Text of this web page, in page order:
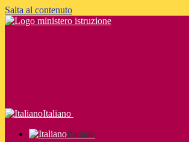
Salta al contenuto
Italiano
Italiano